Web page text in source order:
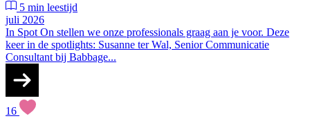
5 min leestijd
juli 2026
In Spot On stellen we onze professionals graag aan je voor. Deze
keer in de spotlights: Susanne ter Wal, Senior Communicatie
Consultant bij Babbage...
16